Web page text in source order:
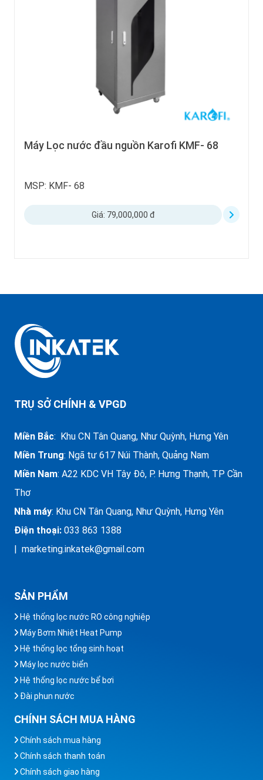
Máy Lọc nước đầu nguồn Karofi KMF- 68
MSP: KMF- 68
Giá: 79,000,000 đ
TRỤ SỞ CHÍNH & VPGD
Miền Bắc: Khu CN Tân Quang, Như Quỳnh, Hưng Yên
Miền Trung: Ngã tư 617 Núi Thành, Quảng Nam
Miền Nam: A22 KDC VH Tây Đô, P. Hưng Thạnh, TP Cần
Thơ
Nhà máy: Khu CN Tân Quang, Như Quỳnh, Hưng Yên
Điện thoại: 033 863 1388
| marketing.inkatek@gmail.com
SẢN PHẨM
Hệ thống lọc nước RO công nghiệp
Máy Bơm Nhiệt Heat Pump
Hệ thống lọc tổng sinh hoạt
Máy lọc nước biển
Hệ thống lọc nước bể bơi
Đài phun nước
CHÍNH SÁCH MUA HÀNG
Chính sách mua hàng
Chính sách thanh toán
Chính sách giao hàng